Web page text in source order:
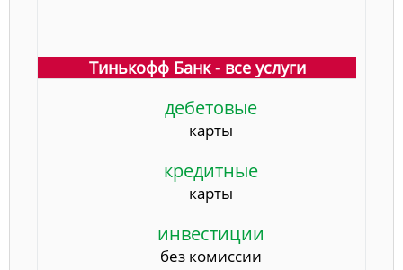
Тинькофф Банк - все услуги
дебетовые
карты
кредитные
карты
инвестиции
без комиссии